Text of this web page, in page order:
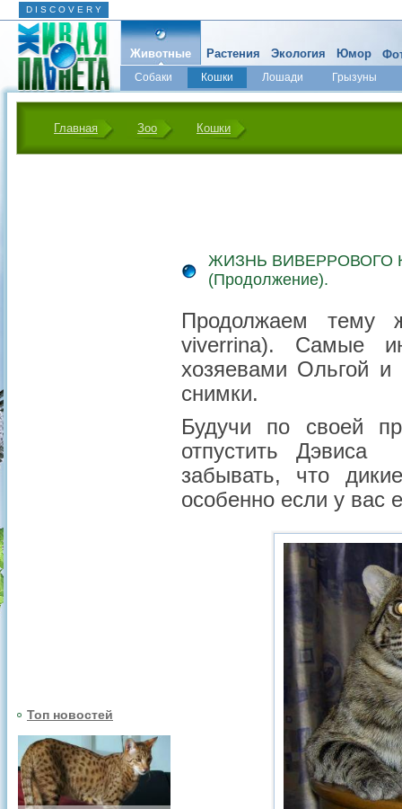
D I S C O V E R Y
Животные
Собаки Кошки Лошади
Грызуны
Микромир
Растения Экология Юмор
Главная Зоо Кошки
Топ новостей
ЖИЗНЬ ВИВЕРРОВОГО
(Продолжение).
Продолжаем тему
viverrina). Самые
хозяевами Ольгой
снимки.
Будучи по своей
отпустить
забывать, что
особенно если у вас